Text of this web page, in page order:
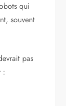
qui
souvent
pas
: